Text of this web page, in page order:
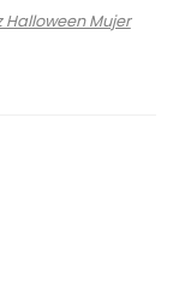
Halloween Mujer